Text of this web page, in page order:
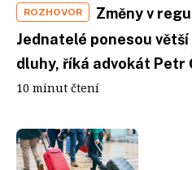
ROZHOVOR
Změny v
Jednatelé ponesou
dluhy, říká advokát Petr
10 minut čtení